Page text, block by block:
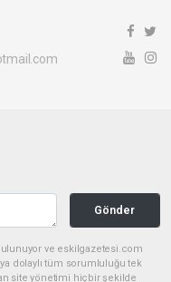
Gönder
ve eskilgazetesi.com
dolaylı tüm sorumluluğu tek
site yönetimi hiçbir şekilde